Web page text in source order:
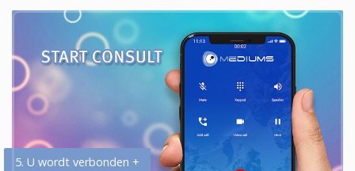
5. U wordt verbonden +